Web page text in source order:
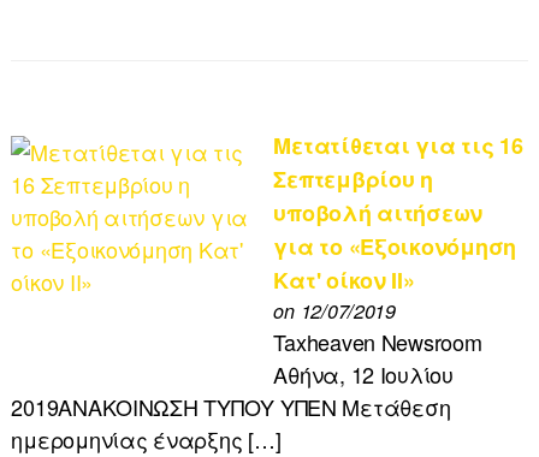
Μετατίθεται για τις 16
Σεπτεμβρίου η
υποβολή αιτήσεων
για το «Εξοικονόμηση
Κατ' οίκον ΙΙ»
on 12/07/2019
Taxheaven Newsroom
Αθήνα, 12 Ιουλίου
2019ΑΝΑΚΟΙΝΩΣΗ ΤΥΠΟΥ ΥΠΕΝ Μετάθεση
ημερομηνίας έναρξης […]